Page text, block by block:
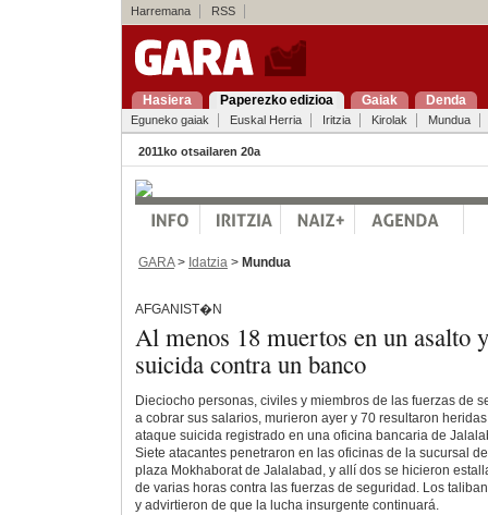
Harremana RSS
Hasiera Paperezko edizioa Gaiak Denda
Eguneko gaiak Euskal Herria Iritzia Kirolak Mundua
2011ko otsailaren 20a
GARA> Idatzia > Mundua
AFGANIST�N
Al menos 18 muertos en un asalto
suicida contra un banco
Dieciocho personas, civiles y miembros de las fuerzas de
a cobrar sus salarios, murieron ayer y 70 resultaron
ataque suicida registrado en una oficina bancaria de
Siete atacantes penetraron en las oficinas de la sucursal
plaza Mokhaborat de Jalalabad, y allí dos se hicieron
de varias horas contra las fuerzas de seguridad. Los
y advirtieron de que la lucha insurgente continuará.